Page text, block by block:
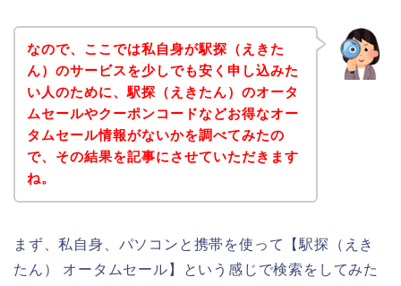
なので、ここでは私自身が駅探（えきた
ん）のサービスを少しでも安く申し込みた
い人のために、駅探（えきたん）のオータ
ムセールやクーポンコードなどお得なオー
タムセール情報がないかを調べてみたの
で、その結果を記事にさせていただきます
ね。
まず、私自身、パソコンと携帯を使って【駅探（えき
たん） オータムセール】という感じで検索をしてみた